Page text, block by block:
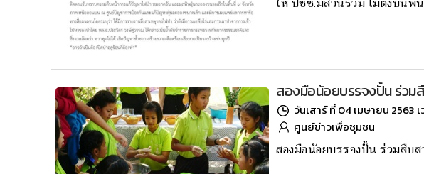
สองมือน้อยบรรจงปั้น ร่วมสื
วันเสาร์ ที่ 04 เมษายน 2563 เ
ศูนย์ข่าวเพื่อชุมชน
สองมือน้อยบรรจงปั้น ร่วมสืบ